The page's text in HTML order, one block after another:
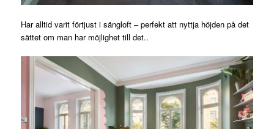
Har alltid varit förtjust i sängloft – perfekt att nyttja höjden på det
sättet om man har möjlighet till det..